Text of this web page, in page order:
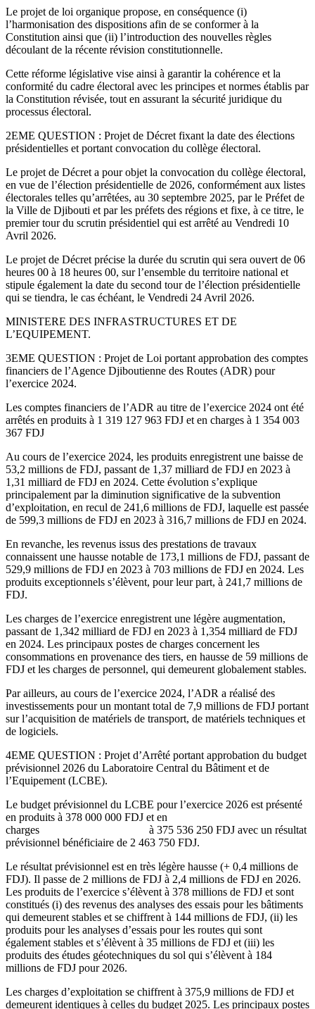
Le projet de loi organique propose, en conséquence (i)
l’harmonisation des dispositions afin de se conformer à la
Constitution ainsi que (ii) l’introduction des nouvelles règles
découlant de la récente révision constitutionnelle.
Cette réforme législative vise ainsi à garantir la cohérence et la
conformité du cadre électoral avec les principes et normes établis par
la Constitution révisée, tout en assurant la sécurité juridique du
processus électoral.
2EME QUESTION : Projet de Décret fixant la date des élections
présidentielles et portant convocation du collège électoral.
Le projet de Décret a pour objet la convocation du collège électoral,
en vue de l’élection présidentielle de 2026, conformément aux listes
électorales telles qu’arrêtées, au 30 septembre 2025, par le Préfet de
la Ville de Djibouti et par les préfets des régions et fixe, à ce titre, le
premier tour du scrutin présidentiel qui est arrêté au Vendredi 10
Avril 2026.
Le projet de Décret précise la durée du scrutin qui sera ouvert de 06
heures 00 à 18 heures 00, sur l’ensemble du territoire national et
stipule également la date du second tour de l’élection présidentielle
qui se tiendra, le cas échéant, le Vendredi 24 Avril 2026.
MINISTERE DES INFRASTRUCTURES ET DE
L’EQUIPEMENT.
3EME QUESTION : Projet de Loi portant approbation des comptes
financiers de l’Agence Djiboutienne des Routes (ADR) pour
l’exercice 2024.
Les comptes financiers de l’ADR au titre de l’exercice 2024 ont été
arrêtés en produits à 1 319 127 963 FDJ et en charges à 1 354 003
367 FDJ
Au cours de l’exercice 2024, les produits enregistrent une baisse de
53,2 millions de FDJ, passant de 1,37 milliard de FDJ en 2023 à
1,31 milliard de FDJ en 2024. Cette évolution s’explique
principalement par la diminution significative de la subvention
d’exploitation, en recul de 241,6 millions de FDJ, laquelle est passée
de 599,3 millions de FDJ en 2023 à 316,7 millions de FDJ en 2024.
En revanche, les revenus issus des prestations de travaux
connaissent une hausse notable de 173,1 millions de FDJ, passant de
529,9 millions de FDJ en 2023 à 703 millions de FDJ en 2024. Les
produits exceptionnels s’élèvent, pour leur part, à 241,7 millions de
FDJ.
Les charges de l’exercice enregistrent une légère augmentation,
passant de 1,342 milliard de FDJ en 2023 à 1,354 milliard de FDJ
en 2024. Les principaux postes de charges concernent les
consommations en provenance des tiers, en hausse de 59 millions de
FDJ et les charges de personnel, qui demeurent globalement stables.
Par ailleurs, au cours de l’exercice 2024, l’ADR a réalisé des
investissements pour un montant total de 7,9 millions de FDJ portant
sur l’acquisition de matériels de transport, de matériels techniques et
de logiciels.
4EME QUESTION : Projet d’Arrêté portant approbation du budget
prévisionnel 2026 du Laboratoire Central du Bâtiment et de
l’Equipement (LCBE).
Le budget prévisionnel du LCBE pour l’exercice 2026 est présenté
en produits à 378 000 000 FDJ et en
charges à 375 536 250 FDJ avec un résultat
prévisionnel bénéficiaire de 2 463 750 FDJ.
Le résultat prévisionnel est en très légère hausse (+ 0,4 millions de
FDJ). Il passe de 2 millions de FDJ à 2,4 millions de FDJ en 2026.
Les produits de l’exercice s’élèvent à 378 millions de FDJ et sont
constitués (i) des revenus des analyses des essais pour les bâtiments
qui demeurent stables et se chiffrent à 144 millions de FDJ, (ii) les
produits pour les analyses d’essais pour les routes qui sont
également stables et s’élèvent à 35 millions de FDJ et (iii) les
produits des études géotechniques du sol qui s’élèvent à 184
millions de FDJ pour 2026.
Les charges d’exploitation se chiffrent à 375,9 millions de FDJ et
demeurent identiques à celles du budget 2025. Les principaux postes